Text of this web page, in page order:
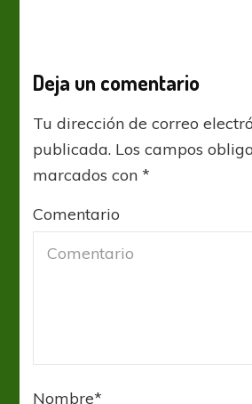
Deja un comentario
Tu dirección de correo
publicada. Los campos
marcados con*
Comentario
Nombre*